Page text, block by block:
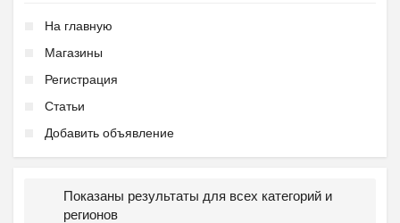
На главную
Магазины
Регистрация
Статьи
Добавить объявление
Показаны результаты для всех категорий и
регионов